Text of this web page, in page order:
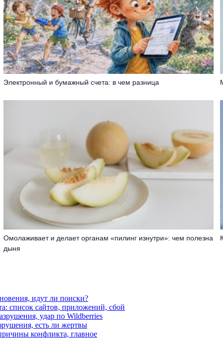
Электронный и бумажный счета: в чем разница
Омолаживает и делает органам «пилинг изнутри»: чем полезна
дыня
идут ли поиски?
список сайтов, приложений, сбой
удар по Wildberries
есть ли жертвы
конфликта, главное